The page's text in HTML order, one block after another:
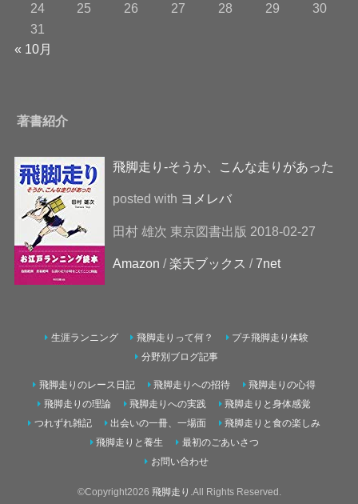
24
25 26 27 28 29
30
31
« 10月
著書紹介
飛脚走り-そうか、こんな走りがあった
posted with ヨメレバ
田村 雄次 東京図書出版 2018-02-27
Amazon /楽天ブックス /7net
生涯ランニング 飛脚走りって何？
プチ飛脚走り体験
分野別ブログ記事
飛脚走りのレース日記 飛脚走りへの招待
飛脚走りの心得
飛脚走りの理論
飛脚走りへの実践
飛脚走りと身体感覚
つれずれ雑記
出会いの一冊、一場面
飛脚走りと食の楽しみ
飛脚走りと養生
最初のごあいさつ
お問い合わせ
©Copyright2026 飛脚走り .All Rights Reserved.